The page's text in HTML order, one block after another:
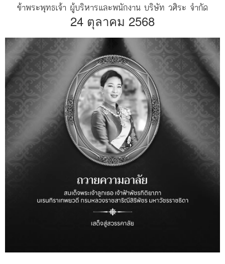
ข้าพระพุทธเจ้า ผู้บริหารและพนักงาน บริษัท วศิระ จำกัด
24 ตุลาคม 2568